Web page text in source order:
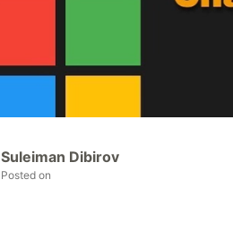
Suleiman Dibirov
Posted on